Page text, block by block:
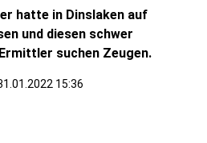
hatte in Dinslaken auf
und diesen schwer
suchen Zeugen.
15:36